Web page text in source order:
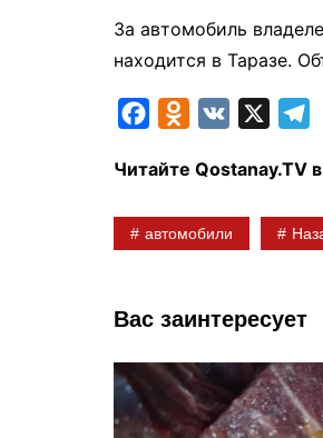
За автомобиль
находится в Таразе.
c
b
k
n
k
s
s
n
i
l
g
Читайте Qostanay.TV в
автомобили
Вас заинтересует